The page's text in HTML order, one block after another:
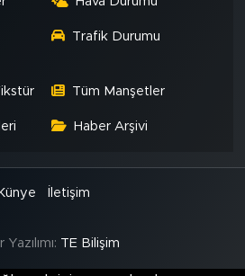
Trafik Durumu
Tüm Manşetler
Haber Arşivi
Künye İletişim
Yazılımı: TE Bilişim